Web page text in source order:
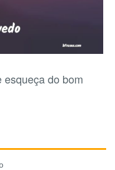
esqueça do bom